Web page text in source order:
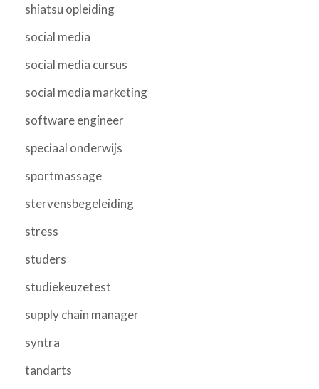
shiatsu opleiding
social media
social media cursus
social media marketing
software engineer
speciaal onderwijs
sportmassage
stervensbegeleiding
stress
studers
studiekeuzetest
supply chain manager
syntra
tandarts